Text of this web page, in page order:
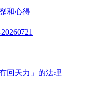
和心得
回天力」的法理